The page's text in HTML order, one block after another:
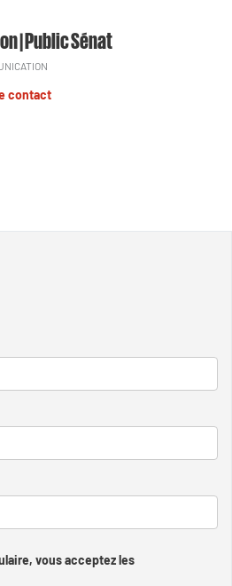
| Public Sénat
contact
vous acceptez les